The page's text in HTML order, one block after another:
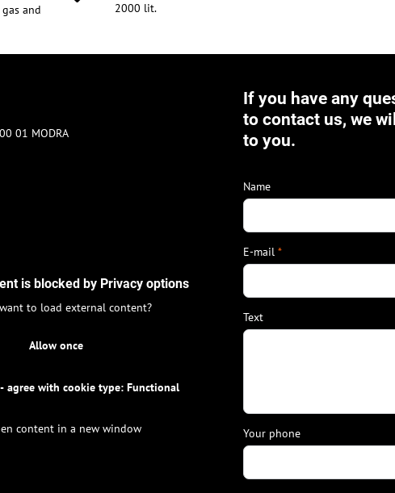
and
2000 lit.
01 MODRA
is blocked by Privacy options
to load external content?
Allow once
agree with cookie type: Functional
content in a new window
If you have any
to contact us, we
to you.
Name
E-mail*
Text
Your phone